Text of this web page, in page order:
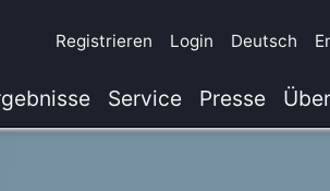
Registrieren Login Deutsch
Service Presse